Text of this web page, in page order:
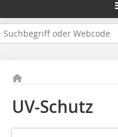
UV-Schutz